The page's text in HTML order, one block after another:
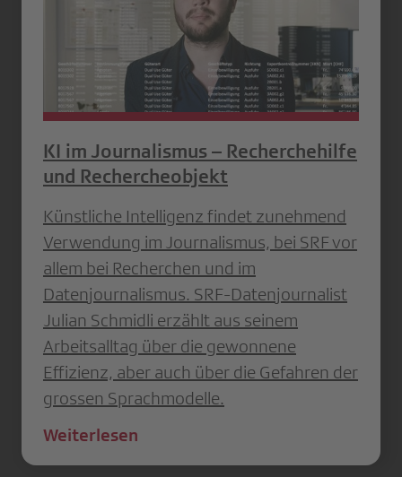
KI im Journalismus – Recherchehilfe
und Rechercheobjekt
Künstliche Intelligenz findet zunehmend
Verwendung im Journalismus, bei SRF vor
allem bei Recherchen und im
Datenjournalismus. SRF-Datenjournalist
Julian Schmidli erzählt aus seinem
Arbeitsalltag über die gewonnene
Effizienz, aber auch über die Gefahren der
grossen Sprachmodelle.
Weiterlesen